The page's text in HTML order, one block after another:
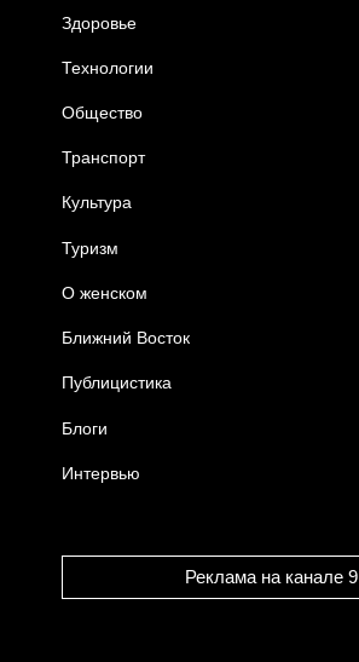
Здоровье
Технологии
Общество
Транспорт
Культура
Туризм
О женском
Ближний Восток
Публицистика
Блоги
Интервью
Реклама на канале 9